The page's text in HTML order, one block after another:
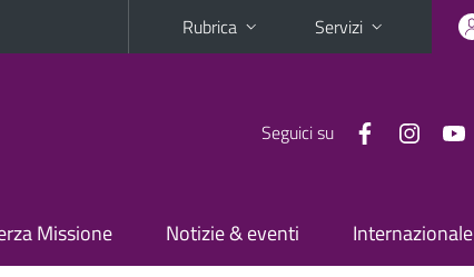
Rubrica Servizi
Seguici su
Missione Notizie & eventi Internazionale